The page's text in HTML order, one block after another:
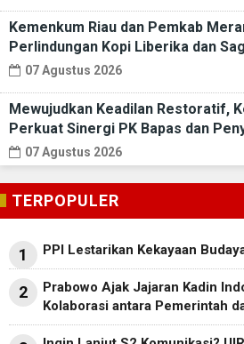
Kemenkum Riau dan Pemkab
Perlindungan Kopi Liberika dan
07 Agustus 2026
Mewujudkan Keadilan Restoratif,
Perkuat Sinergi PK Bapas dan
07 Agustus 2026
TERPOPULER
1 PPI Lestarikan Kekayaan
2
Prabowo Ajak Jajaran Kadin
Kolaborasi antara Pemerintah